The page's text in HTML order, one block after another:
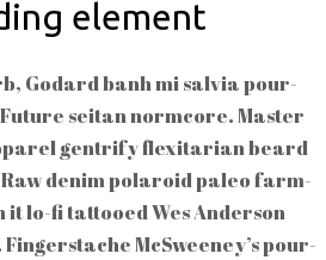
element
Godard banh mi salvia pour-
seitan normcore. Master
gentrify flexitarian beard
denim polaroid paleo farm-
lo-fi tattooed Wes Anderson
McSweeney’s pour-